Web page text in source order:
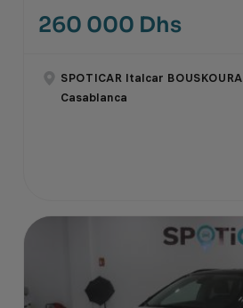
260 000 Dhs
SPOTICAR Italcar BOUSKOURA
Casablanca